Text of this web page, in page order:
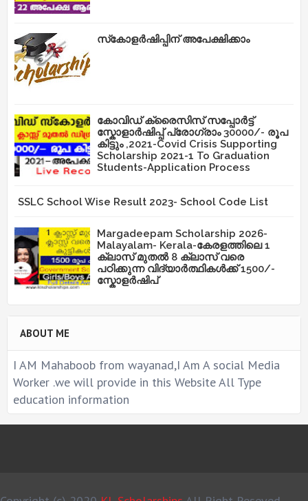
സ്‌കോളർഷിപ്പിന് അപേക്ഷിക്കാം
കോവിഡ് ക്രൈസിസ് സപ്പോർട്ട്
സ്കോളാർഷിപ്പ് പ്രോഗ്രാം 30000/- രൂപ
കിട്ടും ,2021-Covid Crisis Supporting
Scholarship 2021-1 To Graduation
Students-Application Process
SSLC School Wise Result 2023- School Code List
Margadeepam Scholarship 2026-
Malayalam- Kerala-കേരളത്തിലെ 1
ക്ലാസ് മുതൽ 8 ക്ലാസ് വരെ
പഠിക്കുന്ന വിദ്യാർത്ഥികൾക്ക് 1500/-
സ്കോളർഷിപ്
ABOUT ME
I AM Mahaboob from wayanad,I Am A social Media
Worker .we will provide in this Website All Type
education information